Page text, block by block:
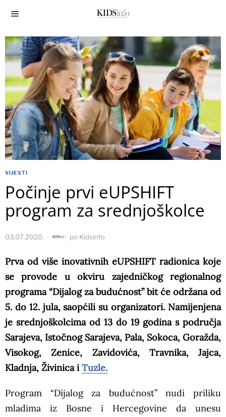
VIJESTI
Počinje prvi eUPSHIFT
program za srednjoškolce
03.07.2020. po Kidsinfo
Prva od više inovativnih eUPSHIFT radionica koje
se provode u okviru zajedničkog regionalnog
programa “Dijalog za budućnost” bit će održana od
5. do 12. jula, saopćili su organizatori. Namijenjena
je srednjoškolcima od 13 do 19 godina s područja
Sarajeva, Istočnog Sarajeva, Pala, Sokoca, Goražda,
Visokog, Zenice, Zavidovića, Travnika, Jajca,
Kladnja, Živinica iTuzle.
Program “Dijalog za budućnost” nudi priliku
mladima iz Bosne i Hercegovine da unesu